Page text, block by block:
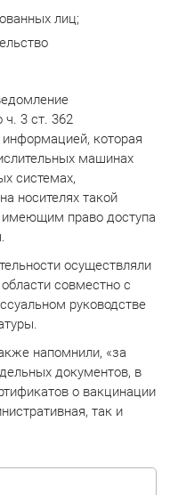
лиц;
3 ст. 362
которая
машинах
системах,
носителях такой
право доступа
осуществляли
совместно с
руководстве
напомнили, «за
документов, в
о вакцинации
так и